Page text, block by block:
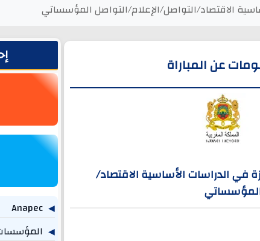
الاقتصاد/التواصل/الإعلام/التواصل المؤسساتي
عن المباراة
في الدراسات الأساسية الاقتصاد/
المؤسساتي
الشريط
Anapec